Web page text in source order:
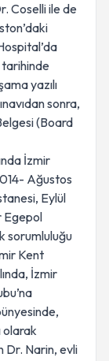
Coselli ile de
yazılı
sonra,
(Board
İzmir
Ağustos
Eylül
Egepol
sorumluluğu
Kent
İzmir
olarak
Dr. Narin, evli